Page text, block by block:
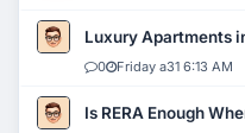
Luxury Apartments
0 Friday a31 6:13 AM
Is RERA Enough